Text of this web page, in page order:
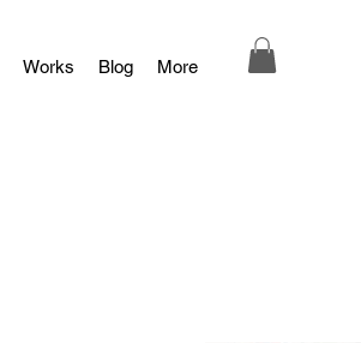
Works Blog More